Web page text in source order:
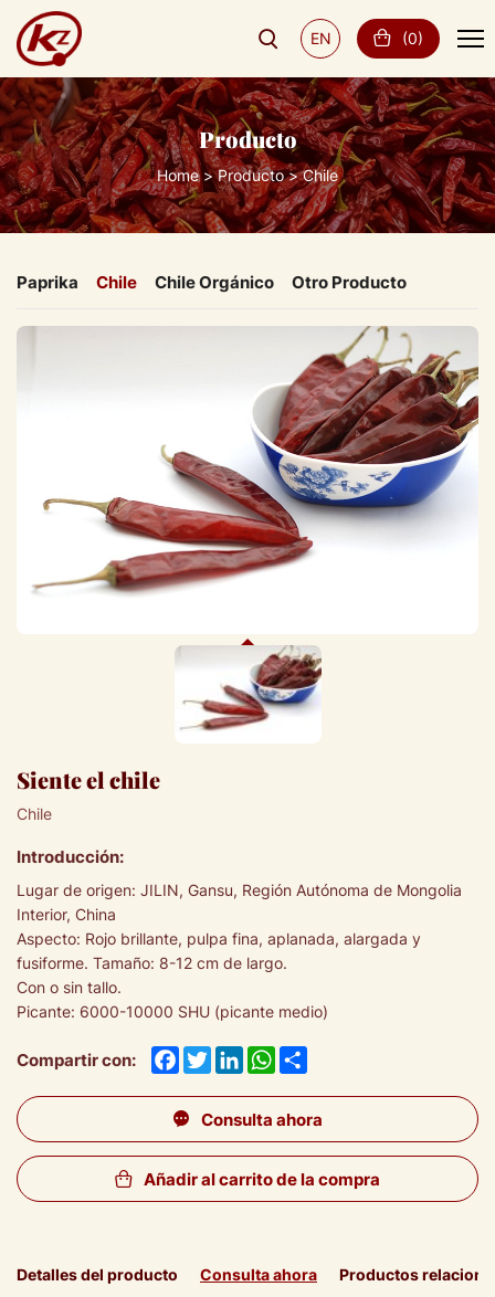
(0)
EN
Producto
Home Producto Chile
Paprika Chile Chile Orgánico Otro Producto
Siente el chile
Chile
Introducción:
Lugar de origen: JILIN, Gansu, Región Autónoma de Mongolia
Interior, China
Aspecto: Rojo brillante, pulpa fina, aplanada, alargada y
fusiforme. Tamaño: 8-12 cm de largo.
Con o sin tallo.
Picante: 6000-10000 SHU (picante medio)
Compartir con: Facebook
TwitterLinkedInWhatsApp
Consulta ahora
Añadir al carrito de la compra
Detalles del producto Consulta ahora Productos